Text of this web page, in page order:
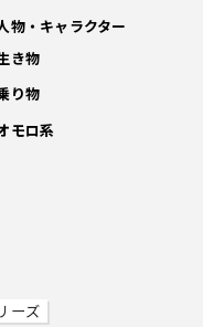
物・キャラクター
き物
り物
モロ系
ーズ